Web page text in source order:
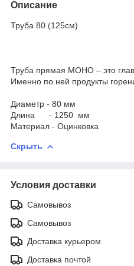
Описание
Труба
Труба прямая МОНО – это
Именно по ней продукты
Диаметр - 80 мм
Длина - 1250 мм
Материал - Оцинковка
Скрыть
Условия доставки
Самовывоз
Самовывоз
Доставка курьером
Доставка почтой